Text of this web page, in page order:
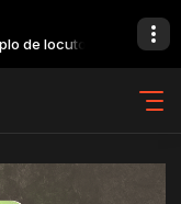
de locutora
2